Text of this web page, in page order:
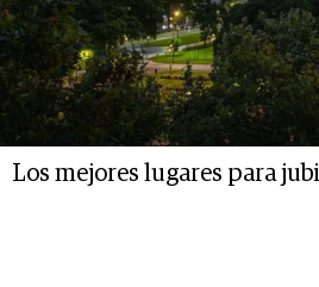
Los mejores lugares para